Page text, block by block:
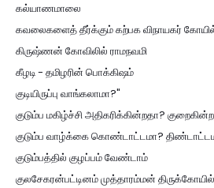
கல்யாணமாலை
கவலைகளைத் தீர்க்கும் கற்பக விநாயகர்
கிருஷ்ணன் கோவிலில் ராமநவமி
கீழடி - தமிழரின் பொக்கிஷம்
குடியிருப்பு வாங்கலாமா?"
குடும்ப மகிழ்ச்சி அதிகரிக்கின்றதா?
குடும்ப வாழ்க்கை கொண்டாட்டமா?
குடும்பத்தில் குழப்பம் வேண்டாம்
குலசேகரன்பட்டினம் முத்தாரம்மன் திருக்கோயில்